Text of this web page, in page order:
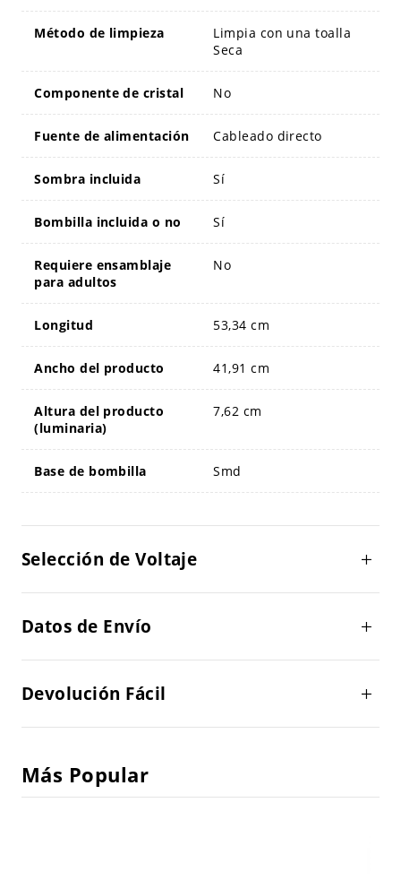
Método de limpieza
Limpia con una toalla
Seca
Componente de cristal No
Fuente de alimentación Cableado directo
Sombra incluida Sí
Bombilla incluida o no Sí
Requiere ensamblaje
para adultos
No
Longitud 53,34 cm
Ancho del producto 41,91 cm
Altura del producto
(luminaria)
7,62 cm
Base de bombilla Smd
Selección de Voltaje
Datos de Envío
Devolución Fácil
Más Popular